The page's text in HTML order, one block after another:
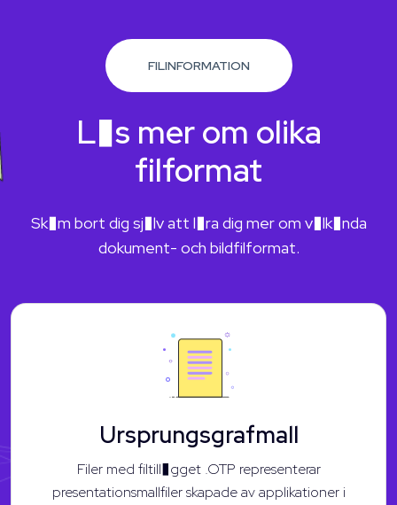
FILINFORMATION
L�s mer om olika
filformat
Sk�m bort dig sj�lv att l�ra dig mer om v�lk�nda
dokument- och bildfilformat.
Ursprungsgrafmall
Filer med filtill�gget .OTP representerar
presentationsmallfiler skapade av applikationer i